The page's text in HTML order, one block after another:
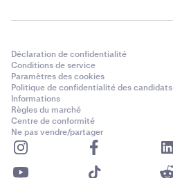
Déclaration de confidentialité
Conditions de service
Paramètres des cookies
Politique de confidentialité des candidats
Informations
Règles du marché
Centre de conformité
Ne pas vendre/partager